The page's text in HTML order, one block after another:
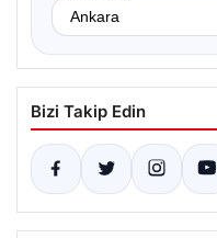
Bizi Takip Edin